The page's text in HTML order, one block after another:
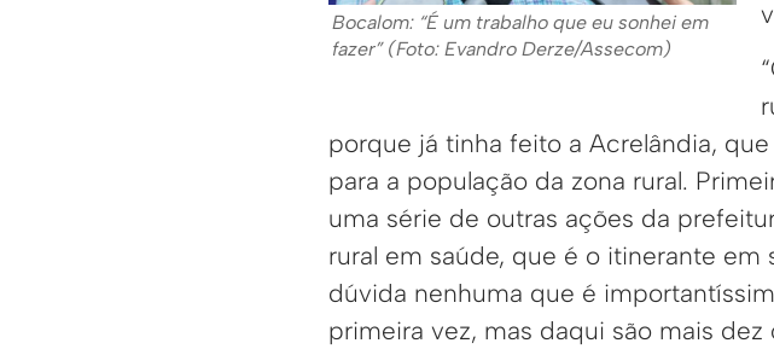
Bocalom: “É um trabalho que eu sonhei em
fazer” (Foto: Evandro Derze/Assecom)
porque já tinha feito a Acrelândia,
para a população da zona rural.
uma série de outras ações da
rural em saúde, que é o itinerante
dúvida nenhuma que é
primeira vez, mas daqui são mais